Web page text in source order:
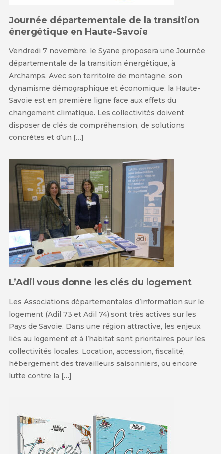
Journée départementale de la transition
énergétique en Haute-Savoie
Vendredi 7 novembre, le Syane proposera une Journée
départementale de la transition énergétique, à
Archamps. Avec son territoire de montagne, son
dynamisme démographique et économique, la Haute-
Savoie est en première ligne face aux effets du
changement climatique. Les collectivités doivent
disposer de clés de compréhension, de solutions
concrètes et d’un […]
L’Adil vous donne les clés du logement
Les Associations départementales d’information sur le
logement (Adil 73 et Adil 74) sont très actives sur les
Pays de Savoie. Dans une région attractive, les enjeux
liés au logement et à l’habitat sont prioritaires pour les
collectivités locales. Location, accession, fiscalité,
hébergement des travailleurs saisonniers, ou encore
lutte contre la […]